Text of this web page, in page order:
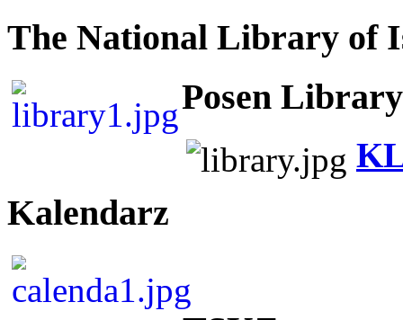
The National Library of
Posen Library
Kalendarz